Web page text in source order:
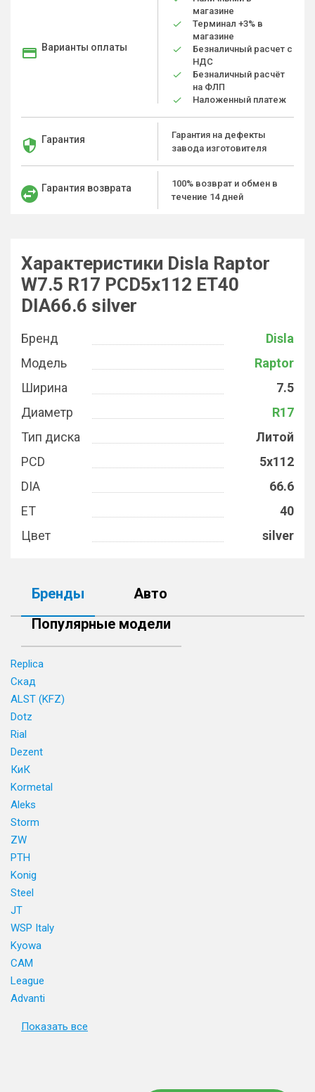
Варианты оплаты
магазине
Терминал +3% в
магазине
Безналичный расчет с
НДС
Безналичный расчёт
на ФЛП
Наложенный платеж
Гарантия
Гарантия на дефекты
завода изготовителя
Гарантия возврата
100% возврат и обмен в
течение 14 дней
Характеристики Disla Raptor
W7.5 R17 PCD5x112 ET40
DIA66.6 silver
Бренд
Disla
Модель
Raptor
Ширина
7.5
Диаметр
R17
Тип диска
Литой
PCD
5x112
DIA
66.6
ET
40
Цвет
silver
Бренды
Авто
Популярные модели
Replica
Скад
ALST (KFZ)
Dotz
Rial
Dezent
КиК
Kormetal
Aleks
Storm
ZW
PTH
Konig
Steel
JT
WSP Italy
Kyowa
CAM
League
Advanti
Показать все